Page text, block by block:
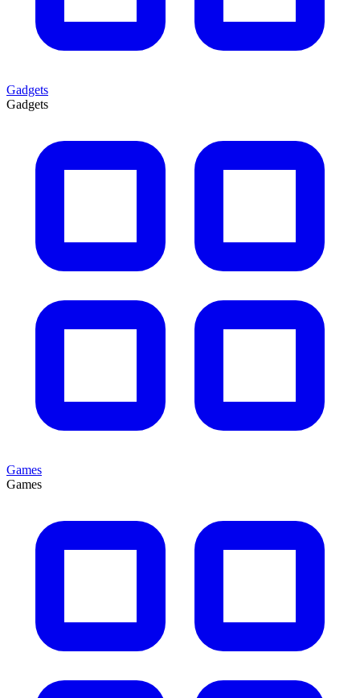
Gadgets
Gadgets
Games
Games